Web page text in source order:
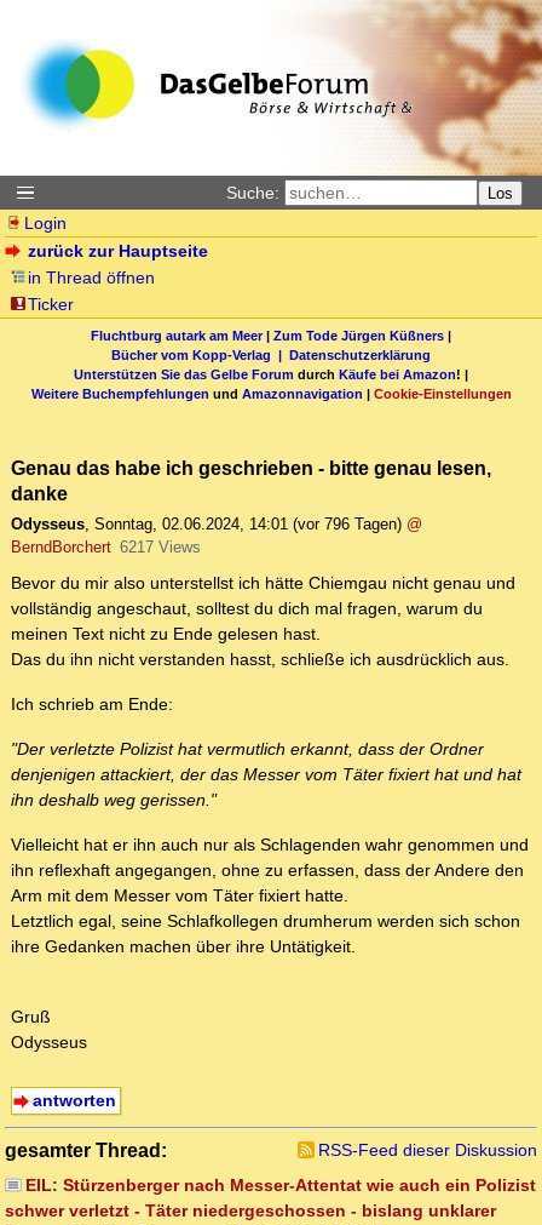
Suche: Los
Login
zurück zur Hauptseite
in Thread öffnen
Ticker
Fluchtburg autark am Meer| Zum Tode Jürgen Küßners |
Bücher vom Kopp-Verlag | Datenschutzerklärung
Unterstützen Sie das Gelbe Forum durch Käufe bei Amazon! |
Weitere Buchempfehlungen und Amazonnavigation | Cookie-Einstellungen
Genau das habe ich geschrieben - bitte genau lesen,
danke
Odysseus, Sonntag, 02.06.2024, 14:01 (vor 796 Tagen) @
BerndBorchert 6217 Views
Bevor du mir also unterstellst ich hätte Chiemgau nicht genau und
vollständig angeschaut, solltest du dich mal fragen, warum du
meinen Text nicht zu Ende gelesen hast.
Das du ihn nicht verstanden hasst, schließe ich ausdrücklich aus.
Ich schrieb am Ende:
"Der verletzte Polizist hat vermutlich erkannt, dass der Ordner
denjenigen attackiert, der das Messer vom Täter fixiert hat und hat
ihn deshalb weg gerissen."
Vielleicht hat er ihn auch nur als Schlagenden wahr genommen und
ihn reflexhaft angegangen, ohne zu erfassen, dass der Andere den
Arm mit dem Messer vom Täter fixiert hatte.
Letztlich egal, seine Schlafkollegen drumherum werden sich schon
ihre Gedanken machen über ihre Untätigkeit.
Gruß
Odysseus
antworten
gesamter Thread:
RSS-Feed dieser Diskussion
EIL: Stürzenberger nach Messer-Attentat wie auch ein Polizist
schwer verletzt - Täter niedergeschossen - bislang unklarer